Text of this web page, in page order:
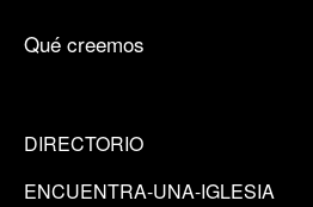
Qué creemos
DIRECTORIO
ENCUENTRA-UNA-IGLESIA